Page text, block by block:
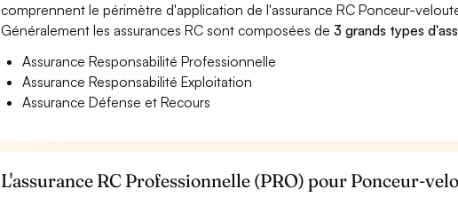
comprennent le périmètre d'application de l'assurance RC Ponceur-
Généralement les assurances RC sont composées de3 grands types
Assurance Responsabilité Professionnelle
Assurance Responsabilité Exploitation
Assurance Défense et Recours
L'assurance RC Professionnelle (PRO) pour Ponceur-